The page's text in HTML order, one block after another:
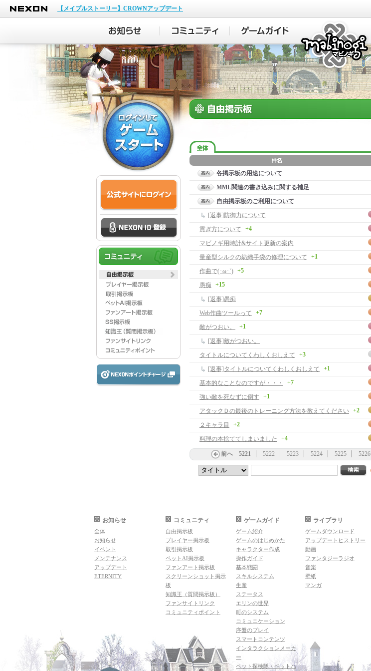
NEXON
【メイプルストーリー】CROWNアップデート
各掲示板の用途について
MML関連の書き込みに関する補足
自由掲示板のご利用について
[返事]防御力について
貢ぎ方について
+4
マビノギ用時計&サイト更新の案内
量産型シルクの紡織手袋の修理について
+1
作曲で(･ω･`) +5
愚痴
+15
[返事]愚痴
Web作曲ツールって
+7
敵がつおい。
+1
[返事]敵がつおい。
タイトルについてくわしくおしえて
+3
[返事]タイトルについてくわしくおしえて
+1
基本的なことなのですが・・・
+7
強い敵を死なずに倒す
+1
アタックＤの最後のトレーニング方法を教えてください +2
２キャラ目
+2
料理の本捨ててしまいました
+4
前へ 5221 5222 5223 5224 5225 5226
お知らせ
全体
お知らせ
イベント
メンテナンス
アップデート
ETERNITY
コミュニティ
自由掲示板
プレイヤー掲示板
取引掲示板
ペットAI掲示板
ファンアート掲示板
スクリーンショット掲示
板
知識王（質問掲示板）
ファンサイトリンク
コミュニティポイント
ゲームガイド
ゲーム紹介
ゲームのはじめかた
キャラクター作成
操作ガイド
基本戦闘
スキルシステム
生産
ステータス
エリンの世界
町のシステム
コミュニケーション
序盤のプレイ
スマートコンテンツ
インタラクションメーカ
ー
ペット探検隊・ペットハ
ライブラリ
ゲームダウンロード
アップデートヒストリー
動画
ファンタジーラジオ
音楽
壁紙
マンガ